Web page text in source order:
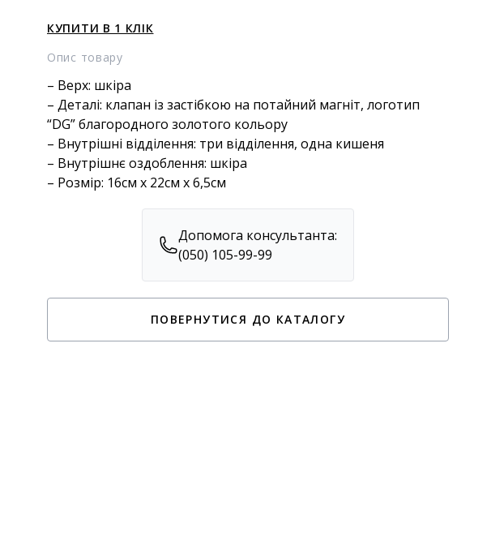
з
лінії
кількість
КУПИТИ В 1 КЛІК
Опис товару
– Верх: шкіра
– Деталі: клапан із застібкою на потайний магніт, логотип
“DG” благородного золотого кольору
– Внутрішні відділення: три відділення, одна кишеня
– Внутрішнє оздоблення: шкіра
– Розмір: 16см х 22см х 6,5см
Допомога консультанта:
(050) 105-99-99
ПОВЕРНУТИСЯ ДО КАТАЛОГУ